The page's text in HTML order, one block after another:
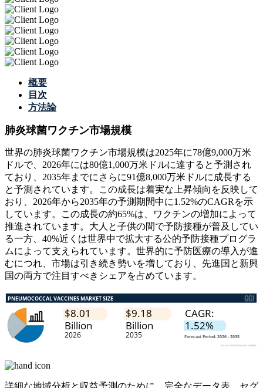
概要
目次
方法論
肺炎球菌ワクチン市場規模
世界の肺炎球菌ワクチン市場規模は2025年に78億9,000万米
ドルで、2026年には80億1,000万米ドルに達すると予測され
ており、2035年までにさらに91億8,000万米ドルに成長する
と予測されています。この成長は着実な上昇傾向を反映して
おり、2026年から2035年の予測期間中に1.52%のCAGRを示
しています。この成長の約65%は、ワクチンの増加によって
推進されています。大人と子供の間で予防接種が普及してい
る一方、40%近くは世界中で拡大する公的予防接種プログラ
ムによって支えられています。世界的に予防医療の導入が進
むにつれ、市場は引き続き勢いを増しており、先進国と新興
国の両方で注目すべきシェアを占めています。